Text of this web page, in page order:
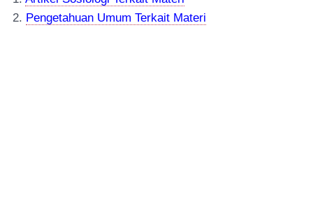
2. Pengetahuan Umum Terkait Materi